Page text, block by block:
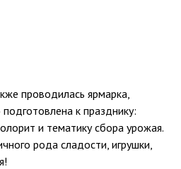
проводилась ярмарка,
к празднику:
и тематику сбора урожая.
рода сладости, игрушки,